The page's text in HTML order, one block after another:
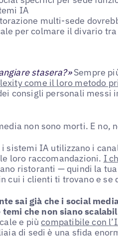
IA
multi-sede
per colmare il divario
stasera?»Sempre
come il loro metodo
consigli personali messi
non sono morti. E no,
sistemi IA utilizzano i
loro raccomandazioni. I
ristoranti — quindi la
cui i clienti ti trovano e se
sai già che i social
che non siano
e piùcompatibile con
di sedi è una sfida